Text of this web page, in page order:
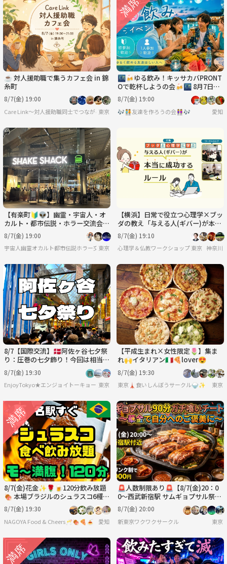
☕ 対人援助職で集うカフェ会 in 錦
糸町
8/7(金) 19:00
Care Link〜対人援助職同士でつながる輪〜
東京
🌃🍻ゆる飲み！キッサカバPRONT
Oで乾杯しようの会🍻🌃 8月7日
(金)19時〜
8/7(金) 19:00
🎶🧑‍🤝‍🧑友達を作ろうの会👭🎶 愛知
【有楽町🔰👽】幽霊・宇宙人・オ
カルト・都市伝説・ホラー交流会
☕️途中参加可♪
8/7(金) 19:00
宇宙人幽霊オカルト都市伝説ホラー交流会
東京
【横浜】日常で役立つ心理学×ブッ
ダの教え「与える人(ギバー)が本当
に成功するルール」ワークショップ
8/7(金) 19:10
心理学＆仏教ワークショップ 東京 神奈川
8/7【国際交流】🇩🇰阿佐ヶ谷七夕祭
り：圧巻の七夕飾り！今回は相当国
際交流。【あと3名】
8/7(金) 19:30
EnjoyTokyo★エンジョイトーキョー 〜気持ちだけでも国際派〜
東京
【平成生まれ×女性限定🌷】集ま
れ🙌イタリアン🇮🇹🍕lover😍
8/7(金) 19:30
東京🗼食いしんぼうサークル🍚✨ 東京
8/7(金)花金✨🌹🍺120分飲み放題
🍖 本場ブラジルのシュラスコ6種＋
ビュッフェ食べ放題＆ブラジルプリ
ン付🍮
8/7(金) 19:30
NAGOYA Food & Cheers🥂🍖🍕🍝 愛知
🚨人数制限あり🚨【8/7(金)20：0
0〜西武新宿駅 サムギョプサル祭り
🥓】90分食べ放題🍖1人参加🙆‍♀️
8/7(金) 20:00
新東京ワクワクサークル 東京